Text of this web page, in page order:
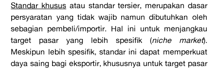
Standar khusus atau standar tersier, merupakan dasar
persyaratan yang tidak wajib namun dibutuhkan oleh
sebagian pembeli/importir. Hal ini untuk menjangkau
target pasar yang lebih spesifik (niche market).
Meskipun lebih spesifik, standar ini dapat memperkuat
daya saing bagi eksportir, khususnya untuk target pasar